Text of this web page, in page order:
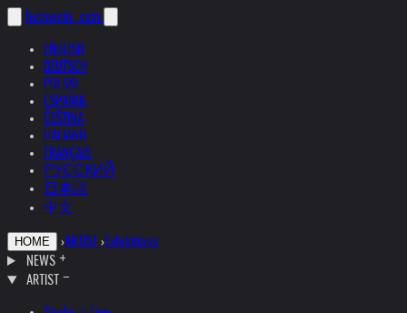
helnwein .com
ENGLISH
DEUTSCH
POLSKI
ESPAÑOL
ČEŠTINA
ITALIANO
FRANÇAIS
РУССКИЙ
日本語
中文
HOME ›ARTIST ›Exhibitions
NEWS
ARTIST